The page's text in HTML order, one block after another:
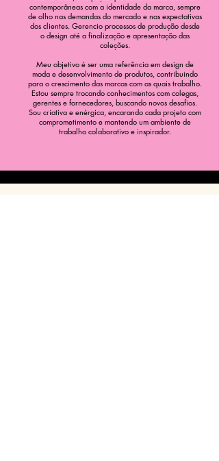
contemporâneas com a identidade da marca, sempre
de olho nas demandas do mercado e nas expectativas
dos clientes. Gerencio processos de produção desde
o design até a finalização e apresentação das
coleções.
Meu objetivo é ser uma referência em design de
moda e desenvolvimento de produtos, contribuindo
para o crescimento das marcas com as quais trabalho.
Estou sempre trocando conhecimentos com colegas,
gerentes e fornecedores, buscando novos desafios.
Sou criativa e enérgica, encarando cada projeto com
comprometimento e mantendo um ambiente de
trabalho colaborativo e inspirador.